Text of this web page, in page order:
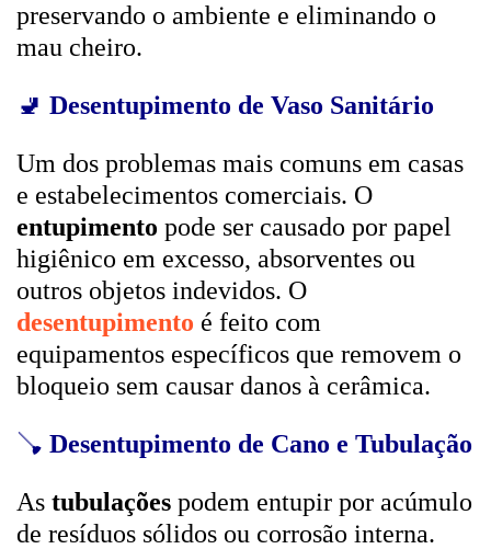
preservando o ambiente e eliminando o
mau cheiro.
🚽 Desentupimento de Vaso Sanitário
Um dos problemas mais comuns em casas
e estabelecimentos comerciais. O
entupimento pode ser causado por papel
higiênico em excesso, absorventes ou
outros objetos indevidos. O
desentupimento é feito com
equipamentos específicos que removem o
bloqueio sem causar danos à cerâmica.
🪠 Desentupimento de Cano e Tubulação
As tubulações podem entupir por acúmulo
de resíduos sólidos ou corrosão interna.